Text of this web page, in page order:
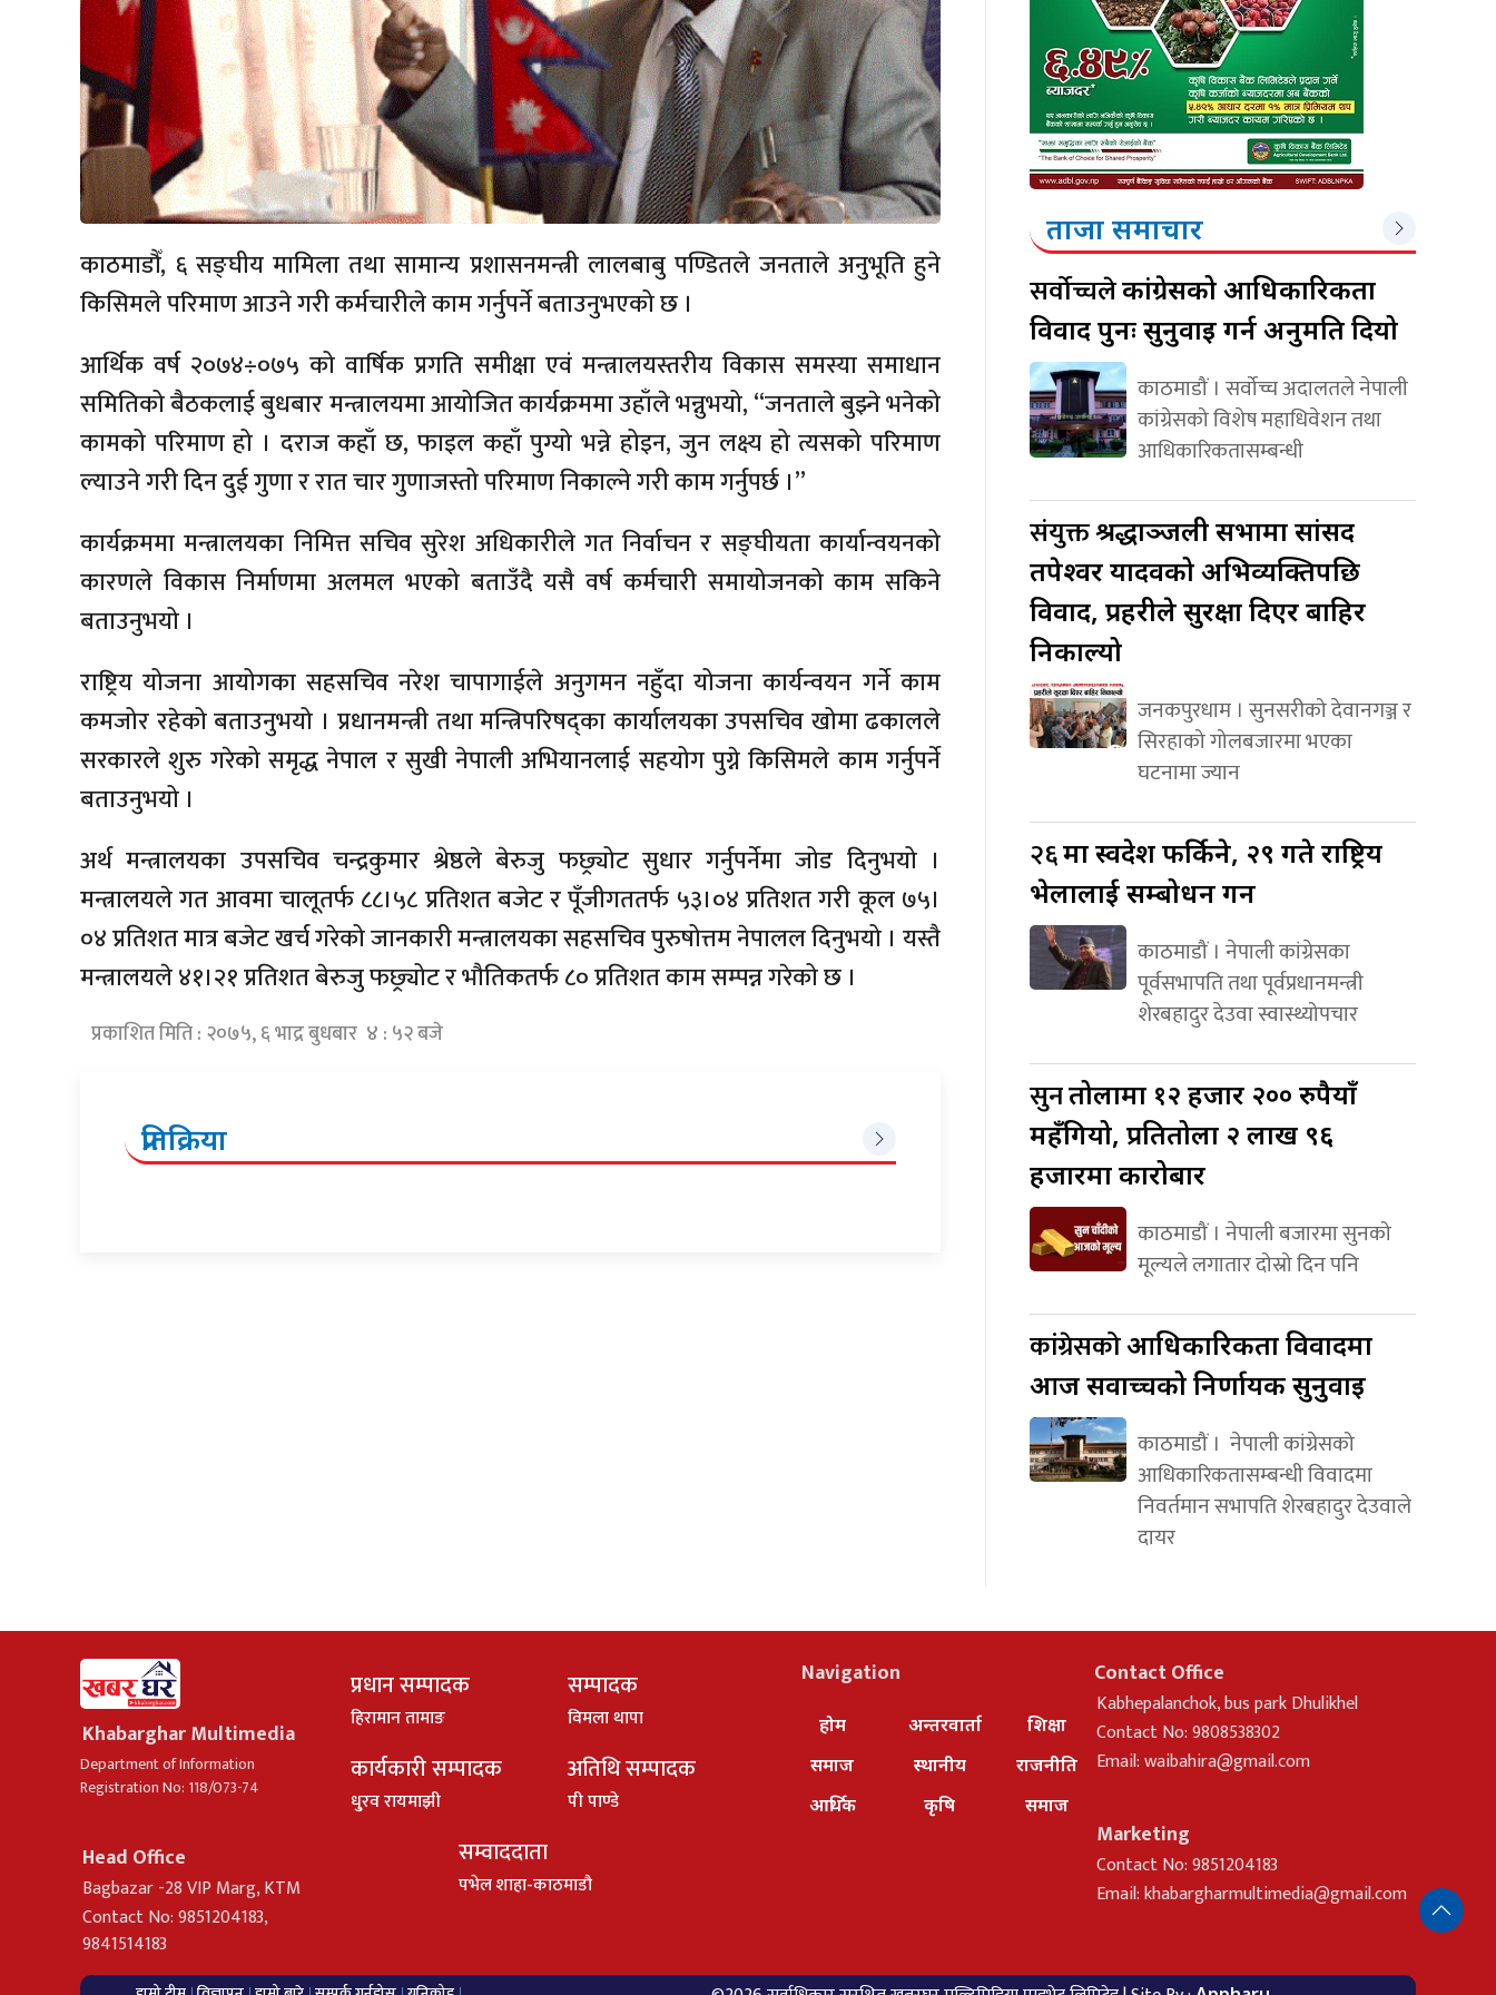
काठमाडौँ, ६ सङ्घीय मामिला तथा सामान्य प्रशासनमन्त्री लालबाबु पण्डितले जनताले अनुभूति हुने
किसिमले परिमाण आउने गरी कर्मचारीले काम गर्नुपर्ने बताउनुभएको छ ।
आर्थिक वर्ष २०७४÷०७५ को वार्षिक प्रगति समीक्षा एवं मन्त्रालयस्तरीय विकास समस्या समाधान
समितिको बैठकलाई बुधबार मन्त्रालयमा आयोजित कार्यक्रममा उहाँले भन्नुभयो, “जनताले बुझ्ने भनेको
कामको परिमाण हो । दराज कहाँ छ, फाइल कहाँ पुग्यो भन्ने होइन, जुन लक्ष्य हो त्यसको परिमाण
ल्याउने गरी दिन दुई गुणा र रात चार गुणाजस्तो परिमाण निकाल्ने गरी काम गर्नुपर्छ ।”
कार्यक्रममा मन्त्रालयका निमित्त सचिव सुरेश अधिकारीले गत निर्वाचन र सङ्घीयता कार्यान्वयनको
कारणले विकास निर्माणमा अलमल भएको बताउँदै यसै वर्ष कर्मचारी समायोजनको काम सकिने
बताउनुभयो ।
राष्ट्रिय योजना आयोगका सहसचिव नरेश चापागाईले अनुगमन नहुँदा योजना कार्यन्वयन गर्ने काम
कमजोर रहेको बताउनुभयो । प्रधानमन्त्री तथा मन्त्रिपरिषद्का कार्यालयका उपसचिव खोमा ढकालले
सरकारले शुरु गरेको समृद्ध नेपाल र सुखी नेपाली अभियानलाई सहयोग पुग्ने किसिमले काम गर्नुपर्ने
बताउनुभयो ।
अर्थ मन्त्रालयका उपसचिव चन्द्रकुमार श्रेष्ठले बेरुजु फछ्र्योट सुधार गर्नुपर्नेमा जोड दिनुभयो ।
मन्त्रालयले गत आवमा चालूतर्फ ८८।५८ प्रतिशत बजेट र पूँजीगततर्फ ५३।०४ प्रतिशत गरी कूल ७५।
०४ प्रतिशत मात्र बजेट खर्च गरेको जानकारी मन्त्रालयका सहसचिव पुरुषोत्तम नेपालल दिनुभयो । यस्तै
मन्त्रालयले ४१।२१ प्रतिशत बेरुजु फछ्र्योट र भौतिकतर्फ ८० प्रतिशत काम सम्पन्न गरेको छ ।
प्रकाशित मिति : २०७५, ६ भाद्र बुधबार ४ : ५२ बजे
प्रतिक्रिया
ताजा समाचार
सर्वोच्चलेकांग्रेसको आधिकारिकता
विवाद पुनः सुनुवाइ गर्न अनुमति दियो
काठमाडौं । सर्वोच्च अदालतले नेपाली
कांग्रेसको विशेष महाधिवेशन तथा
आधिकारिकतासम्बन्धी
संयुक्तश्रद्धाञ्जली सभामा सांसद
तपेश्वर यादवको अभिव्यक्तिपछि
विवाद, प्रहरीले सुरक्षा दिएर बाहिर
निकाल्यो
जनकपुरधाम । सुनसरीको देवानगञ्ज र
सिरहाको गोलबजारमा भएका
घटनामा ज्यान
२६मा स्वदेश फर्किने, २९ गते राष्ट्रिय
भेलालाई सम्बोधन गर्ने
काठमाडौं । नेपाली कांग्रेसका
पूर्वसभापति तथा पूर्वप्रधानमन्त्री
शेरबहादुर देउवा स्वास्थ्योपचार
सुनतोलामा १२ हजार २०० रुपैयाँ
महँगियो, प्रतितोला २ लाख ९६
हजारमा कारोबार
काठमाडौं । नेपाली बजारमा सुनको
मूल्यले लगातार दोस्रो दिन पनि
कांग्रेसकोआधिकारिकता विवादमा
आज सर्वोच्चको निर्णायक सुनुवाइ
काठमाडौं । नेपाली कांग्रेसको
आधिकारिकतासम्बन्धी विवादमा
निवर्तमान सभापति शेरबहादुर देउवाले
दायर
Khabarghar Multimedia
Department of Information
Registration No: 118/073-74
Head Office
Bagbazar -28 VIP Marg, KTM
Contact No: 9851204183,
9841514183
प्रधान सम्पादक
हिरामान तामाङ
सम्पादक
विमला थापा
कार्यकारी सम्पादक
धु्रव रायमाझी
अतिथि सम्पादक
पी पाण्डे
सम्वाददाता
पभेल शाहा-काठमाडौ
Navigation
होम
समाज
आर्थिक
अन्तरवार्ता
स्थानीय
कृषि
शिक्षा
राजनीति
समाज
Contact Office
Kabhepalanchok, bus park Dhulikhel
Contact No: 9808538302
Email:waibahira@gmail.com
Marketing
Contact No: 9851204183
Email:khabargharmultimedia@gmail.com